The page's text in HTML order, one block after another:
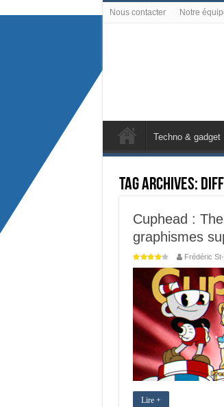
Nous contacter Notre
Techno & gadget
Tag Archives:
Cuphead :
graphismes
Frédéric
Lire +